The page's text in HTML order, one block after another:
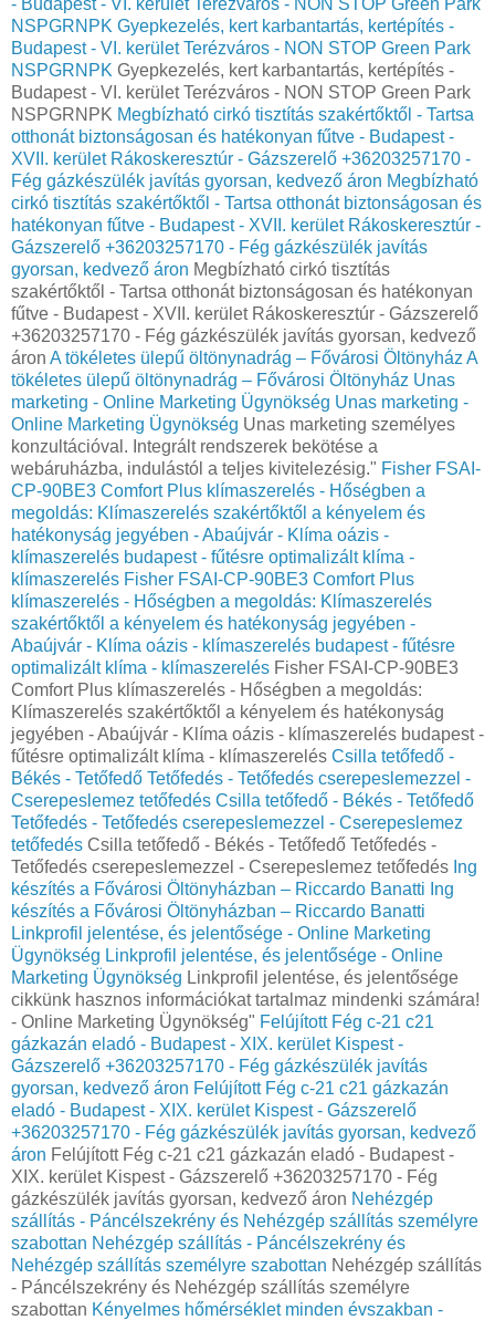
NSPGRNPK Gyepkezelés, kert karbantartás, kertépítés -
Budapest - VI. kerület Terézváros - NON STOP Green Park
NSPGRNPK Gyepkezelés, kert karbantartás, kertépítés -
Budapest - VI. kerület Terézváros - NON STOP Green Park
NSPGRNPK Megbízható cirkó tisztítás szakértőktől - Tartsa
otthonát biztonságosan és hatékonyan fűtve - Budapest -
XVII. kerület Rákoskeresztúr - Gázszerelő +36203257170 -
Fég gázkészülék javítás gyorsan, kedvező áron Megbízható
cirkó tisztítás szakértőktől - Tartsa otthonát biztonságosan és
hatékonyan fűtve - Budapest - XVII. kerület Rákoskeresztúr -
Gázszerelő +36203257170 - Fég gázkészülék javítás
gyorsan, kedvező áron Megbízható cirkó tisztítás
szakértőktől - Tartsa otthonát biztonságosan és hatékonyan
fűtve - Budapest - XVII. kerület Rákoskeresztúr - Gázszerelő
+36203257170 - Fég gázkészülék javítás gyorsan, kedvező
áron A tökéletes ülepű öltönynadrág – Fővárosi Öltönyház A
tökéletes ülepű öltönynadrág – Fővárosi Öltönyház Unas
marketing - Online Marketing Ügynökség Unas marketing -
Online Marketing Ügynökség Unas marketing személyes
konzultációval. Integrált rendszerek bekötése a
webáruházba, indulástól a teljes kivitelezésig." Fisher FSAI-
CP-90BE3 Comfort Plus klímaszerelés - Hőségben a
megoldás: Klímaszerelés szakértőktől a kényelem és
hatékonyság jegyében - Abaújvár - Klíma oázis -
klímaszerelés budapest - fűtésre optimalizált klíma -
klímaszerelés Fisher FSAI-CP-90BE3 Comfort Plus
klímaszerelés - Hőségben a megoldás: Klímaszerelés
szakértőktől a kényelem és hatékonyság jegyében -
Abaújvár - Klíma oázis - klímaszerelés budapest - fűtésre
optimalizált klíma - klímaszerelés Fisher FSAI-CP-90BE3
Comfort Plus klímaszerelés - Hőségben a megoldás:
Klímaszerelés szakértőktől a kényelem és hatékonyság
jegyében - Abaújvár - Klíma oázis - klímaszerelés budapest -
fűtésre optimalizált klíma - klímaszerelés Csilla tetőfedő -
Békés - Tetőfedő Tetőfedés - Tetőfedés cserepeslemezzel -
Cserepeslemez tetőfedés Csilla tetőfedő - Békés - Tetőfedő
Tetőfedés - Tetőfedés cserepeslemezzel - Cserepeslemez
tetőfedés Csilla tetőfedő - Békés - Tetőfedő Tetőfedés -
Tetőfedés cserepeslemezzel - Cserepeslemez tetőfedés Ing
készítés a Fővárosi Öltönyházban – Riccardo Banatti Ing
készítés a Fővárosi Öltönyházban – Riccardo Banatti
Linkprofil jelentése, és jelentősége - Online Marketing
Ügynökség Linkprofil jelentése, és jelentősége - Online
Marketing Ügynökség Linkprofil jelentése, és jelentősége
cikkünk hasznos információkat tartalmaz mindenki számára!
- Online Marketing Ügynökség" Felújított Fég c-21 c21
gázkazán eladó - Budapest - XIX. kerület Kispest -
Gázszerelő +36203257170 - Fég gázkészülék javítás
gyorsan, kedvező áron Felújított Fég c-21 c21 gázkazán
eladó - Budapest - XIX. kerület Kispest - Gázszerelő
+36203257170 - Fég gázkészülék javítás gyorsan, kedvező
áron Felújított Fég c-21 c21 gázkazán eladó - Budapest -
XIX. kerület Kispest - Gázszerelő +36203257170 - Fég
gázkészülék javítás gyorsan, kedvező áron Nehézgép
szállítás - Páncélszekrény és Nehézgép szállítás személyre
szabottan Nehézgép szállítás - Páncélszekrény és
Nehézgép szállítás személyre szabottan Nehézgép szállítás
- Páncélszekrény és Nehézgép szállítás személyre
szabottan Kényelmes hőmérséklet minden évszakban -